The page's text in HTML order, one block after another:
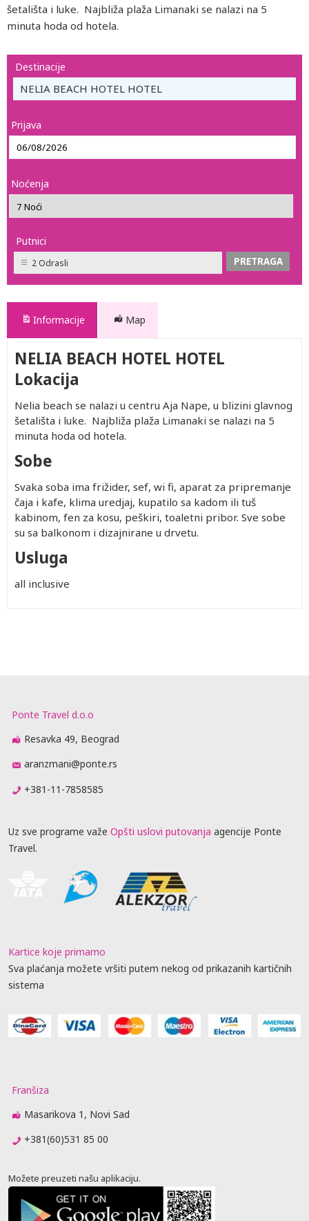
šetališta i luke. Najbliža plaža Limanaki se nalazi na 5
minuta hoda od hotela.
Destinacije
NELIA BEACH HOTEL HOTEL
Prijava
Noćenja
Putnici
2 Odrasli
Informacije Map
NELIA BEACH HOTEL HOTEL
Lokacija
Nelia beach se nalazi u centru Aja Nape, u blizini glavnog
šetališta i luke. Najbliža plaža Limanaki se nalazi na 5
minuta hoda od hotela.
Sobe
Svaka soba ima frižider, sef, wi fi, aparat za pripremanje
čaja i kafe, klima uredjaj, kupatilo sa kadom ili tuš
kabinom, fen za kosu, peškiri, toaletni pribor. Sve sobe
su sa balkonom i dizajnirane u drvetu.
Usluga
all inclusive
Ponte Travel d.o.o
Resavka 49, Beograd
aranzmani@ponte.rs
+381-11-7858585
Uz sve programe važe Opšti uslovi putovanja agencije Ponte
Travel.
Kartice koje primamo
Sva plaćanja možete vršiti putem nekog od prikazanih kartičnih
sistema
Franšiza
Masarikova 1, Novi Sad
+381(60)531 85 00
Možete preuzeti našu aplikaciju.